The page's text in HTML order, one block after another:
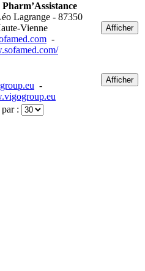
Lagrange - 87350
Vienne
-
Afficher
-
Afficher
: